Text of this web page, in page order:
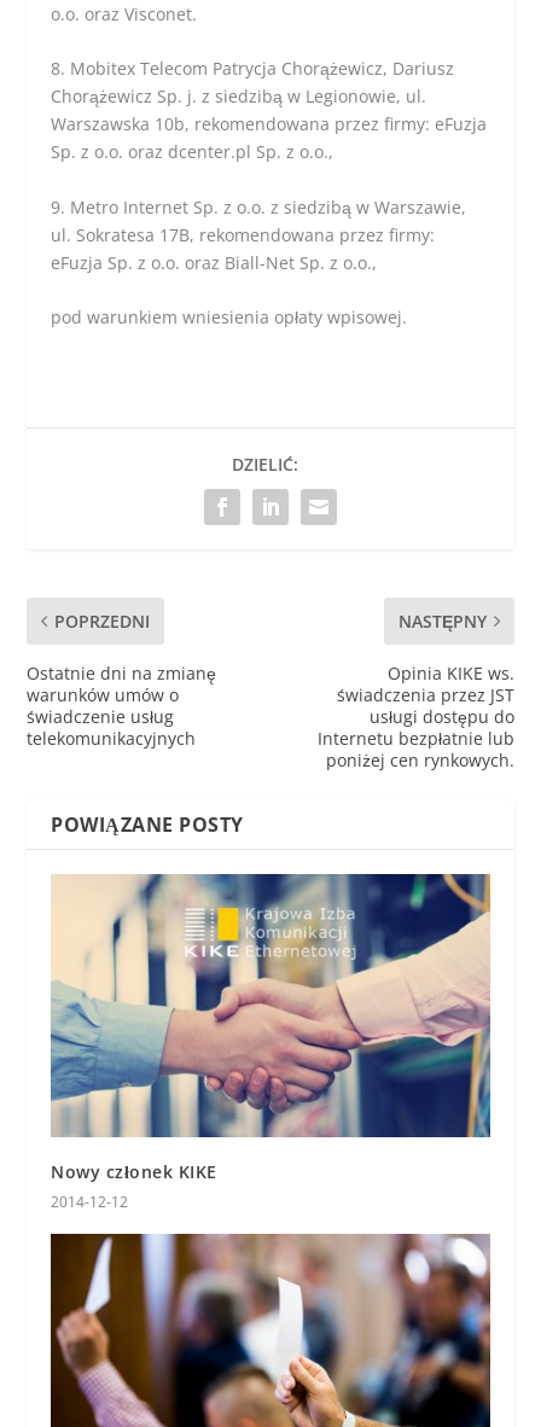
o.o. oraz Visconet.
8. Mobitex Telecom Patrycja Chorążewicz, Dariusz
Chorążewicz Sp. j. z siedzibą w Legionowie, ul.
Warszawska 10b, rekomendowana przez firmy: eFuzja
Sp. z o.o. oraz dcenter.pl Sp. z o.o.,
9. Metro Internet Sp. z o.o. z siedzibą w Warszawie,
ul. Sokratesa 17B, rekomendowana przez firmy:
eFuzja Sp. z o.o. oraz Biall-Net Sp. z o.o.,
pod warunkiem wniesienia opłaty wpisowej.
DZIELIĆ:
POPRZEDNI
Ostatnie dni na zmianę
warunków umów o
świadczenie usług
telekomunikacyjnych
NASTĘPNY
Opinia KIKE ws.
świadczenia przez JST
usługi dostępu do
Internetu bezpłatnie lub
poniżej cen rynkowych.
POWIĄZANE POSTY
Nowy członek KIKE
2014-12-12